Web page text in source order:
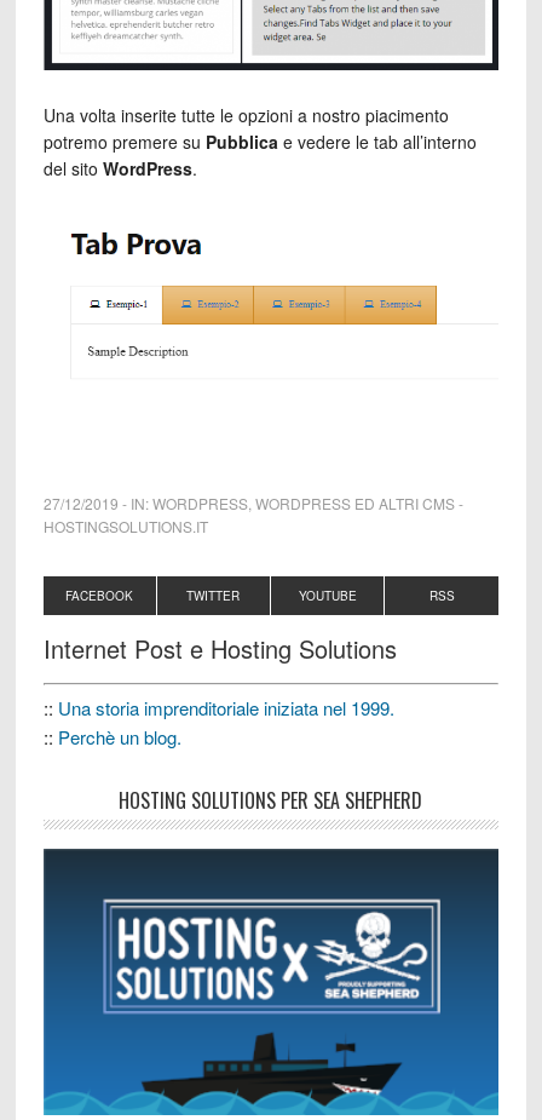
Una volta inserite tutte le opzioni a nostro piacimento
potremo premere su Pubblica e vedere le tab all’interno
del sito WordPress.
27/12/2019 - IN:WORDPRESS, WORDPRESS ED ALTRI CMS-
HOSTINGSOLUTIONS.IT
FACEBOOK TWITTER YOUTUBE RSS
Internet Post e Hosting Solutions
:: Una storia imprenditoriale iniziata nel 1999.
:: Perchè un blog.
HOSTING SOLUTIONS PER SEA SHEPHERD